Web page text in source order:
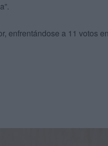
enfrentándose a 11 votos